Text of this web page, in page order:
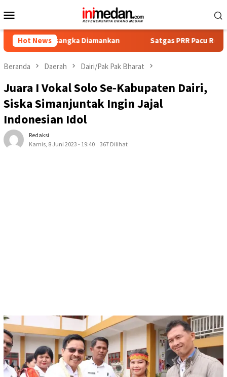
ke
Mobile
Hot NewsDiamankan Satgas PRR Pacu Realisasi
Beranda Daerah Dairi/Pak Pak Bharat
Juara I Vokal Solo Se-Kabupaten Dairi,
Siska Simanjuntak Ingin Jajal
Indonesian Idol
Redaksi
Kamis, 8 Juni 2023 - 19:40
367 Dilihat